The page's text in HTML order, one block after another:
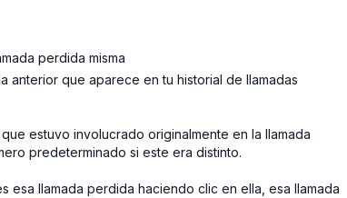
perdida misma
anterior que aparece en tu historial de llamadas
estuvo involucrado originalmente en la llamada
predeterminado si este era distinto.
esa llamada perdida haciendo clic en ella, esa llamada